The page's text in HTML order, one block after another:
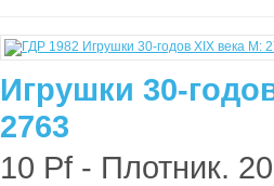
Игрушки 30-
2763
10 Pf - Плотник.